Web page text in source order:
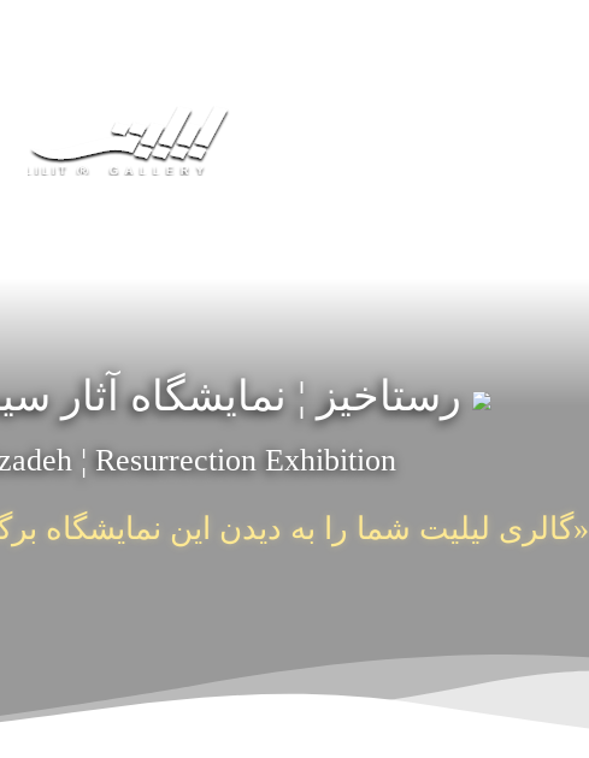
رستاخیز ¦ نمایشگاه آثار
¦ Resurrection Exhibition
«گالری لیلیت شما را به دیدن این نمایشگاه